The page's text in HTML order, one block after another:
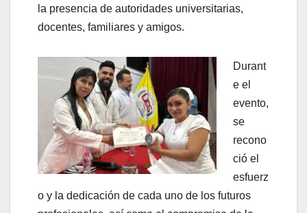
la presencia de autoridades universitarias,
docentes, familiares y amigos.
Durant
e el
evento,
se
recono
ció el
esfuerz
o y la dedicación de cada uno de los futuros